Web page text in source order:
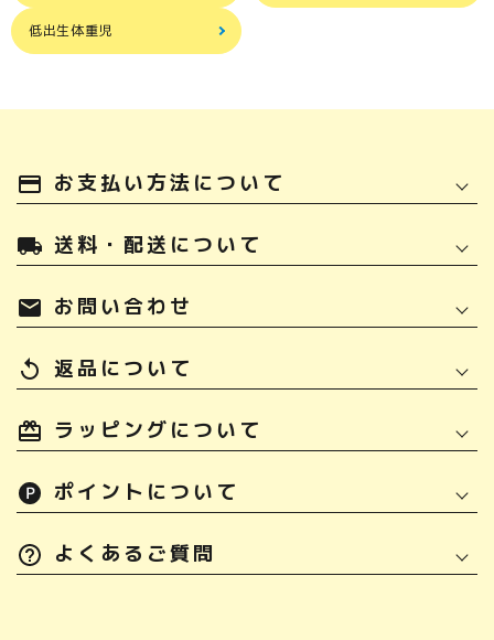
低出生体重児
payment お支払い方法について
local_shipping 送料・配送について
mail お問い合わせ
replay 返品について
ラッピングについて
ポイントについて
よくあるご質問